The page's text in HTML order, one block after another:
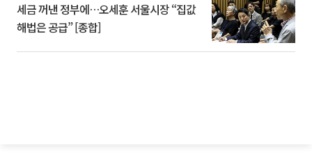
세금 꺼낸 정부에…오세훈 서울시장 “집값
해법은 공급” [종합]